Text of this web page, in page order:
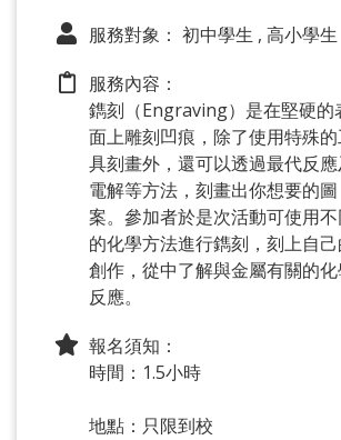
服務對象： 初中學生 , 高小學生
服務內容：
鐫刻（Engraving）是在堅硬的
面上雕刻凹痕，除了使用特殊
具刻畫外，還可以透過最代反應
電解等方法，刻畫出你想要的圖
案。參加者於是次活動可使用不
的化學方法進行鐫刻，刻上自己
創作，從中了解與金屬有關的化
反應。
報名須知：
時間：1.5小時
地點：只限到校